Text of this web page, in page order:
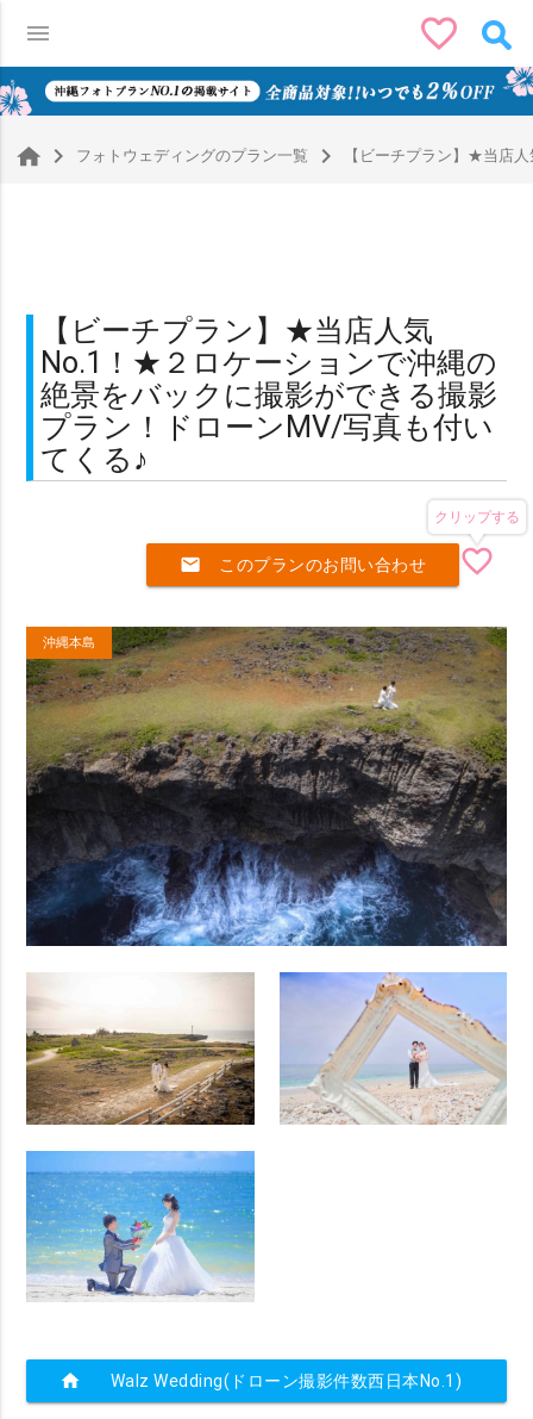
menu favorite_border
navigate_next フォトウェディングのプラン一覧 navigate_next 【ビーチプラン】★当店
【ビーチプラン】★当店人気
No.1！★２ロケーションで沖縄の
絶景をバックに撮影ができる撮影
プラン！ドローンMV/写真も付い
てくる♪
mail このプランのお問い合わせ favorite_border
クリップする
沖縄本島
home Walz Wedding(ドローン撮影件数西日本No.1)